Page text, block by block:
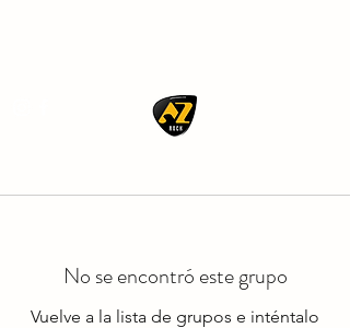
No se encontró este grupo
Vuelve a la lista de grupos e inténtalo